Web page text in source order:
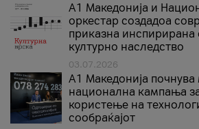
А1 Македонија и
оркестар создадоа
приказна инспирирана
културно наследство
03.07.2026
A1 Македонија
национална кампања
користење на
сообраќајот